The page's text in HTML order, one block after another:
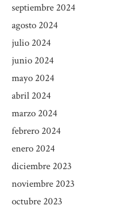
septiembre 2024
agosto 2024
julio 2024
junio 2024
mayo 2024
abril 2024
marzo 2024
febrero 2024
enero 2024
diciembre 2023
noviembre 2023
octubre 2023